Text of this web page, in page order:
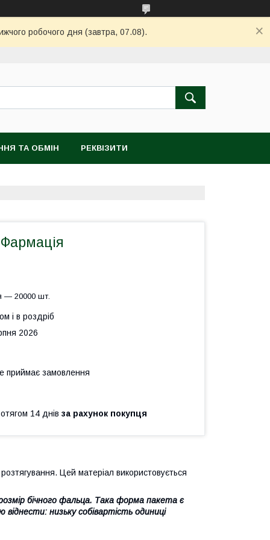
робочого дня (завтра, 07.08).
ТА ОБМІН РЕКВІЗИТИ
— 20000 шт.
і в роздріб
2026
приймає замовлення
14 днів за рахунок покупця
Цей матеріал використовується
бічного фальца. Така форма пакета є
низьку собівартість одиниці